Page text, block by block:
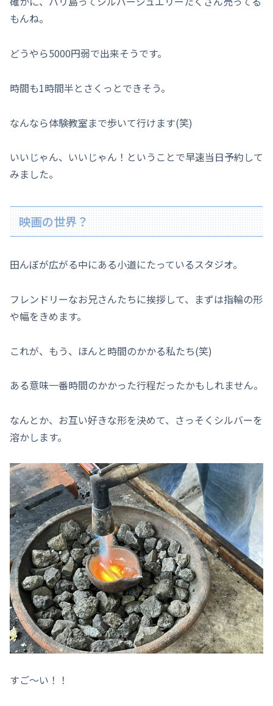
もんね。
どうやら5000円弱で出来そうです。
時間も1時間半とさくっとできそう。
なんなら体験教室まで歩いて行けます(笑)
いいじゃん、いいじゃん！ということで早速当日予約して
みました。
映画の世界？
田んぼが広がる中にある小道にたっているスタジオ。
フレンドリーなお兄さんたちに挨拶して、まずは指輪の形
や幅をきめます。
これが、もう、ほんと時間のかかる私たち(笑)
ある意味一番時間のかかった行程だったかもしれません。
なんとか、お互い好きな形を決めて、さっそくシルバーを
溶かします。
すご～い！！